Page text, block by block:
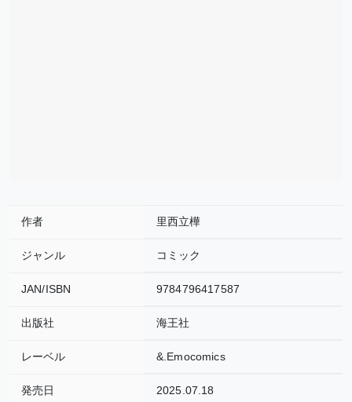
作者 里西立樺
ジャンル コミック
JAN/ISBN 9784796417587
出版社 海王社
レーベル &.Emocomics
発売日 2025.07.18